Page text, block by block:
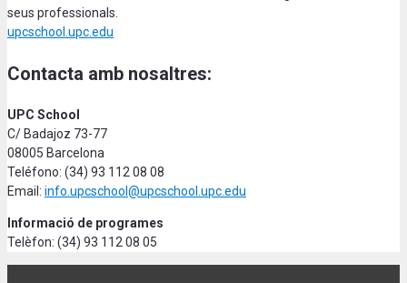
seus professionals.
upcschool.upc.edu
Contacta amb nosaltres:
UPC School
C/ Badajoz 73-77
08005 Barcelona
Teléfono: (34) 93 112 08 08
Email: info.upcschool@upcschool.upc.edu
Informació de programes
Telèfon: (34) 93 112 08 05